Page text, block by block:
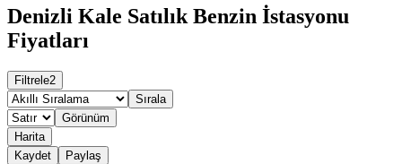
Denizli Kale Satılık Benzin İstasyonu
Fiyatları
Filtrele2
Sırala
Görünüm
Harita
Kaydet
Paylaş